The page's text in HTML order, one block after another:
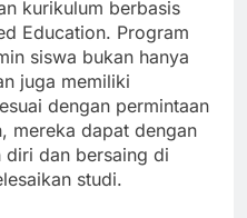
kurikulum berbasis
Education. Program
siswa bukan hanya
juga memiliki
dengan permintaan
mereka dapat dengan
diri dan bersaing di
studi.